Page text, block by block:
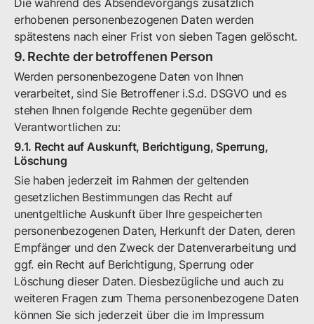
Die während des Absendevorgangs zusätzlich
erhobenen personenbezogenen Daten werden
spätestens nach einer Frist von sieben Tagen gelöscht.
9. Rechte der betroffenen Person
Werden personenbezogene Daten von Ihnen
verarbeitet, sind Sie Betroffener i.S.d. DSGVO und es
stehen Ihnen folgende Rechte gegenüber dem
Verantwortlichen zu:
9.1. Recht auf Auskunft, Berichtigung, Sperrung,
Löschung
Sie haben jederzeit im Rahmen der geltenden
gesetzlichen Bestimmungen das Recht auf
unentgeltliche Auskunft über Ihre gespeicherten
personenbezogenen Daten, Herkunft der Daten, deren
Empfänger und den Zweck der Datenverarbeitung und
ggf. ein Recht auf Berichtigung, Sperrung oder
Löschung dieser Daten. Diesbezügliche und auch zu
weiteren Fragen zum Thema personenbezogene Daten
können Sie sich jederzeit über die im Impressum